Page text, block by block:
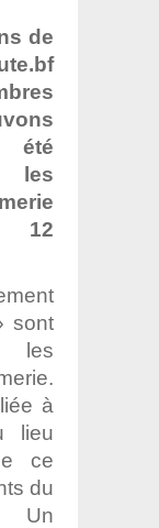
de
été
les
12
sont
les
à
lieu
ce
du
Un